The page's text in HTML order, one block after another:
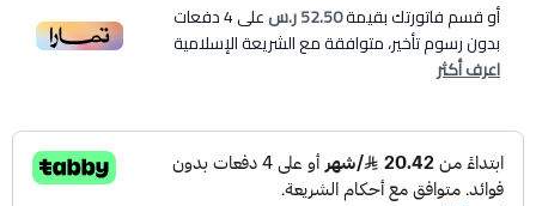
أو قسم فاتورتك بقيمة52.50 ر.س على4دفعات
بدون رسوم تأخير، متوافقة مع الشريعة الإسلامية
اعرف أكثر